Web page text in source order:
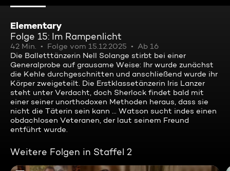
Elementary
Folge 15: Im Rampenlicht
42 Min. Folge vom 15.12.2025
Ab 16
Die Balletttänzerin Nell Solange stirbt bei einer
Generalprobe auf grausame Weise: Ihr wurde zunächst
die Kehle durchgeschnitten und anschließend wurde ihr
Körper zweigeteilt. Die Erstklassetänzerin Iris Lanzer
steht unter Verdacht, doch Sherlock findet bald mit
einer seiner unorthodoxen Methoden heraus, dass sie
nicht die Täterin sein kann ... Watson sucht indes einen
obdachlosen Veteranen, der laut seinem Freund
entführt wurde.
Weitere Folgen in Staffel 2